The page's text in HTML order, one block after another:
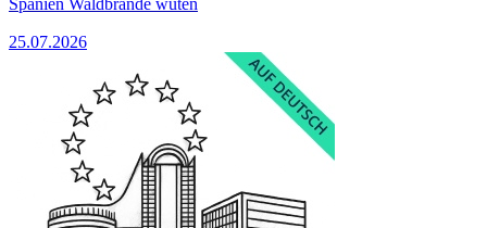
25.07.2026